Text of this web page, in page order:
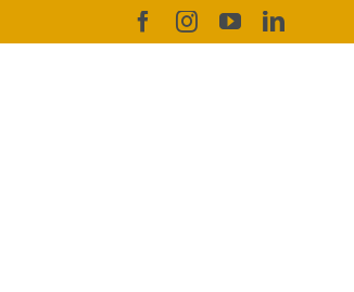
Facebook
Instagram
YouTubeLinkedIn